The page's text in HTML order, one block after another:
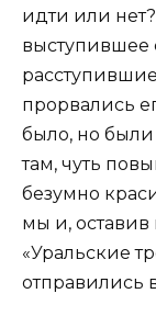
идти или
выступившее
прорвались
было, но были
там, чуть
безумно
мы и,
«Уральские
отправились